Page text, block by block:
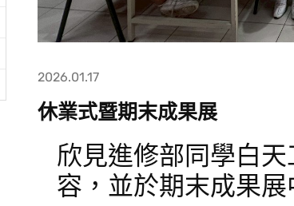
2026.01.17
休業式暨期末成果展
欣見進修部同學白
容，並於期末成果